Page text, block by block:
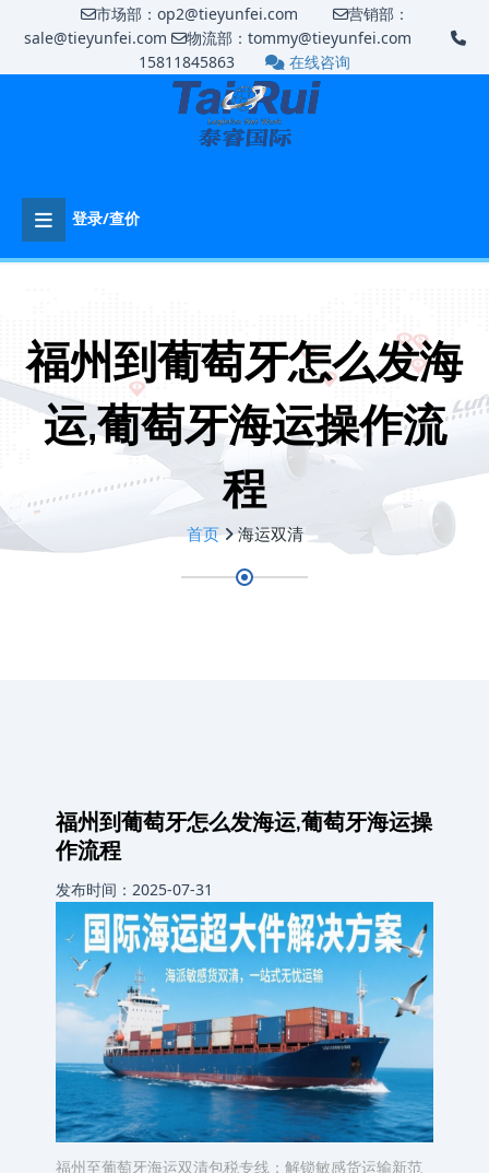
市场部：op2@tieyunfei.com
营销部：
sale@tieyunfei.com
物流部：tommy@tieyunfei.com
15811845863
在线咨询
登录/查价
福州到葡萄牙怎么发海
运,葡萄牙海运操作流
程
首页 海运双清
福州到葡萄牙怎么发海运,葡萄牙海运操
作流程
发布时间：2025-07-31
福州至葡萄牙海运双清包税专线：解锁敏感货运输新范